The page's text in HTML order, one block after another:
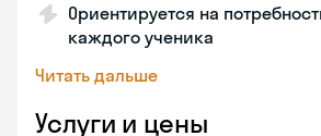
Ориентируется на
каждого ученика
Читать дальше
Услуги и цены